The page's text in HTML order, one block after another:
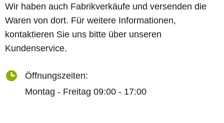
Wir haben auch Fabrikverkäufe und versenden die
Waren von dort. Für weitere Informationen,
kontaktieren Sie uns bitte über unseren
Kundenservice.
Öffnungszeiten:
Montag - Freitag 09:00 - 17:00